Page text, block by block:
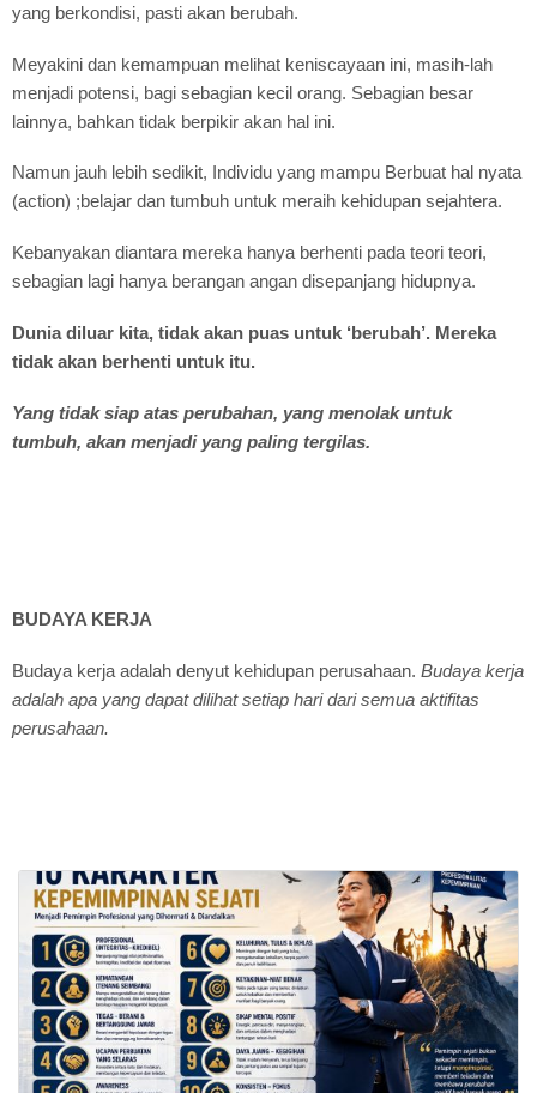
yang berkondisi, pasti akan berubah.
Meyakini dan kemampuan melihat keniscayaan ini, masih-lah
menjadi potensi, bagi sebagian kecil orang. Sebagian besar
lainnya, bahkan tidak berpikir akan hal ini.
Namun jauh lebih sedikit, Individu yang mampu Berbuat hal nyata
(action) ;belajar dan tumbuh untuk meraih kehidupan sejahtera.
Kebanyakan diantara mereka hanya berhenti pada teori teori,
sebagian lagi hanya berangan angan disepanjang hidupnya.
Dunia diluar kita, tidak akan puas untuk ‘berubah’. Mereka
tidak akan berhenti untuk itu.
Yang tidak siap atas perubahan, yang menolak untuk
tumbuh, akan menjadi yang paling tergilas.
BUDAYA KERJA
Budaya kerja adalah denyut kehidupan perusahaan. Budaya kerja
adalah apa yang dapat dilihat setiap hari dari semua aktifitas
perusahaan.